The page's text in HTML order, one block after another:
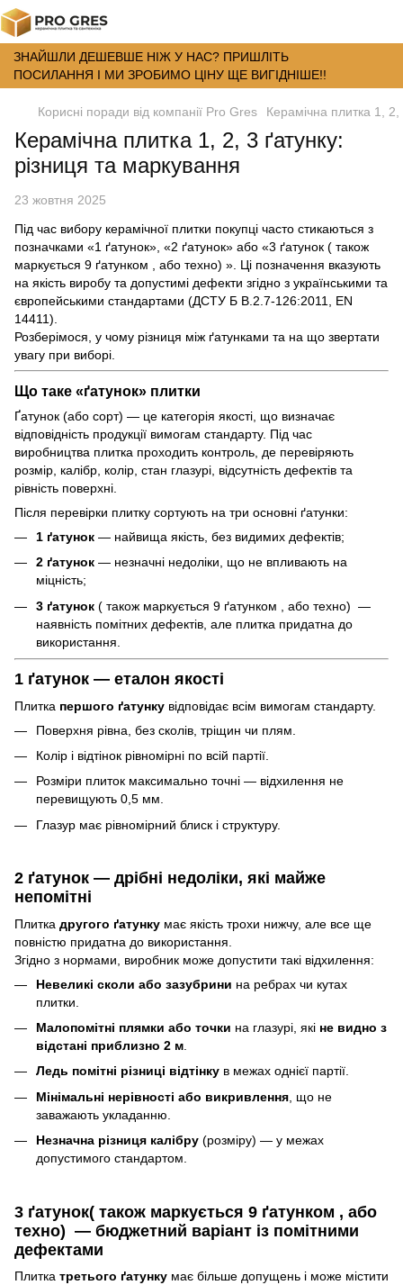
ЗНАЙШЛИ ДЕШЕВШЕ НІЖ У НАС? ПРИШЛІТЬ
ПОСИЛАННЯ І МИ ЗРОБИМО ЦІНУ ЩЕ ВИГІДНІШЕ!!
Корисні поради від компанії Pro Gres Керамічна плитка 1, 2,
Керамічна плитка 1, 2, 3 ґатунку:
різниця та маркування
23 жовтня 2025
Під час вибору керамічної плитки покупці часто стикаються з
позначками «1 ґатунок», «2 ґатунок» або «3 ґатунок ( також
маркується 9 ґатунком , або техно) ». Ці позначення вказують
на якість виробу та допустимі дефекти згідно з українськими та
європейськими стандартами (ДСТУ Б В.2.7-126:2011, EN
14411).
Розберімося, у чому різниця між ґатунками та на що звертати
увагу при виборі.
Що таке «ґатунок» плитки
Ґатунок (або сорт) — це категорія якості, що визначає
відповідність продукції вимогам стандарту. Під час
виробництва плитка проходить контроль, де перевіряють
розмір, калібр, колір, стан глазурі, відсутність дефектів та
рівність поверхні.
Після перевірки плитку сортують на три основні ґатунки:
1 ґатунок — найвища якість, без видимих дефектів;
2 ґатунок — незначні недоліки, що не впливають на
міцність;
3 ґатунок ( також маркується 9 ґатунком , або техно) —
наявність помітних дефектів, але плитка придатна до
використання.
1 ґатунок — еталон якості
Плитка першого ґатунку відповідає всім вимогам стандарту.
Поверхня рівна, без сколів, тріщин чи плям.
Колір і відтінок рівномірні по всій партії.
Розміри плиток максимально точні — відхилення не
перевищують 0,5 мм.
Глазур має рівномірний блиск і структуру.
2 ґатунок — дрібні недоліки, які майже
непомітні
Плитка другого ґатунку має якість трохи нижчу, але все ще
повністю придатна до використання.
Згідно з нормами, виробник може допустити такі відхилення:
Невеликі сколи або зазубрини на ребрах чи кутах
плитки.
Малопомітні плямки або точки на глазурі, які не видно з
відстані приблизно 2 м
Ледь помітні різниці відтінку в межах однієї партії.
Мінімальні нерівності або викривлення , що не
заважають укладанню.
Незначна різниця калібру (розміру) — у межах
допустимого стандартом.
3 ґатунок( також маркується 9 ґатунком , або
техно) — бюджетний варіант із помітними
дефектами
Плитка третього ґатунку має більше допущень і може містити